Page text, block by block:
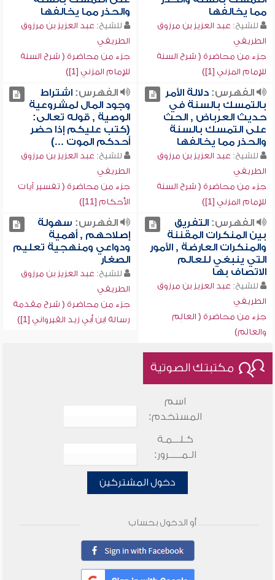
مما يخالفها
للشيخ: عبد العزيز بن مرزوق
الطريفي
جزء من محاضرة ( شرح السنة
للإمام المزني [1])
والحذر مما يخالفها
للشيخ: عبد العزيز بن مرزوق
الطريفي
جزء من محاضرة ( شرح السنة
للإمام المزني [1])
الفهرس:دلالة الأمر
بالتمسك بالسنة في
حديث العرباض , الحث
على التمسك بالسنة
والحذر مما يخالفها
للشيخ: عبد العزيز بن مرزوق
الطريفي
جزء من محاضرة ( شرح السنة
للإمام المزني [1])
الفهرس:اشتراط
وجود المال لمشروعية
الوصية , قوله تعالى:
(كتب عليكم إذا حضر
أحدكم الموت ...)
للشيخ: عبد العزيز بن مرزوق
الطريفي
جزء من محاضرة ( تفسير آيات
الأحكام [11])
الفهرس:التفريق
بين المنكرات المقننة
والمنكرات العارضة , الأمور
التي ينبغي للعالم
الاتصاف بها
للشيخ: عبد العزيز بن مرزوق
الطريفي
جزء من محاضرة ( العالِم
والعالَم)
الفهرس: سهولة
إصلاحهم , أهمية
ودواعي ومنهجية تعليم
الصغار
للشيخ: عبد العزيز بن مرزوق
الطريفي
جزء من محاضرة ( شرح مقدمة
رسالة ابن أبي زيد القيرواني [1])
مكتبتك الصوتية
اسم
المستخدم:
كـلـــمـة
الـمـــــرور:
دخول المشتركين
أو الدخول بحساب